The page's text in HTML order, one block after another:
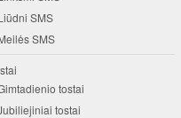
SMS
SMS
tostai
tostai